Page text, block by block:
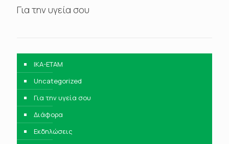
Για την υγεία σου
IKA-ETAM
Uncategorized
Για την υγεία σου
Διάφορα
Εκδηλώσεις